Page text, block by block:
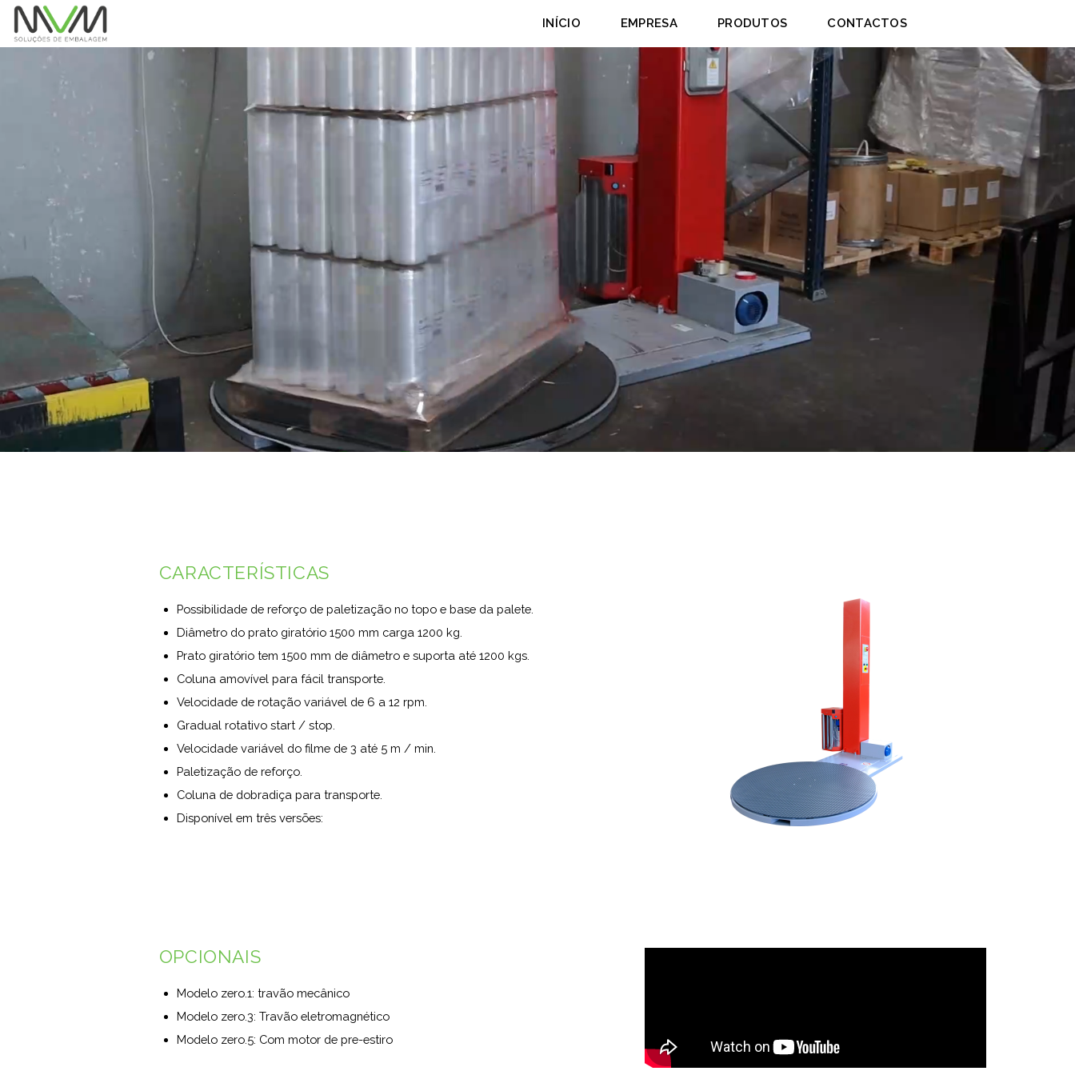
INÍCIO EMPRESA PRODUTOS CONTACTOS
CARACTERÍSTICAS
Possibilidade de reforço de paletização no topo e base da palete.
Diâmetro do prato giratório 1500 mm carga 1200 kg.
Prato giratório tem 1500 mm de diâmetro e suporta até 1200 kgs.
Coluna amovível para fácil transporte.
Velocidade de rotação variável de 6 a 12 rpm.
Gradual rotativo start / stop.
Velocidade variável do filme de 3 até 5 m / min.
Paletização de reforço.
Coluna de dobradiça para transporte.
Disponível em três versões:
OPCIONAIS
Modelo zero.1: travão mecânico
Modelo zero.3: Travão eletromagnético
Modelo zero.5: Com motor de pre-estiro